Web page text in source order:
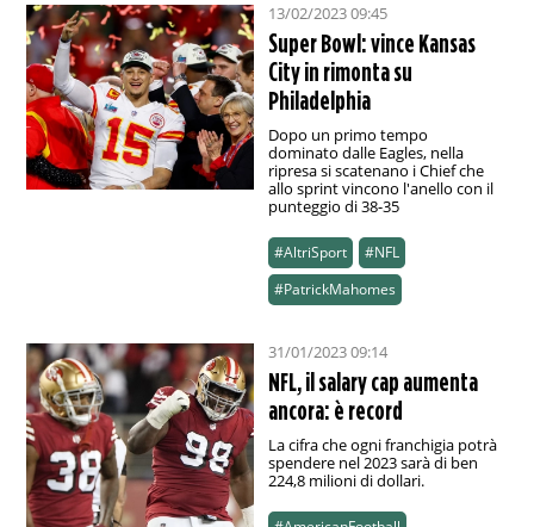
13/02/2023 09:45
Super Bowl: vince Kansas
City in rimonta su
Philadelphia
Dopo un primo tempo
dominato dalle Eagles, nella
ripresa si scatenano i Chief che
allo sprint vincono l'anello con il
punteggio di 38-35
#AltriSport
#NFL
#PatrickMahomes
31/01/2023 09:14
NFL, il salary cap aumenta
ancora: è record
La cifra che ogni franchigia potrà
spendere nel 2023 sarà di ben
224,8 milioni di dollari.